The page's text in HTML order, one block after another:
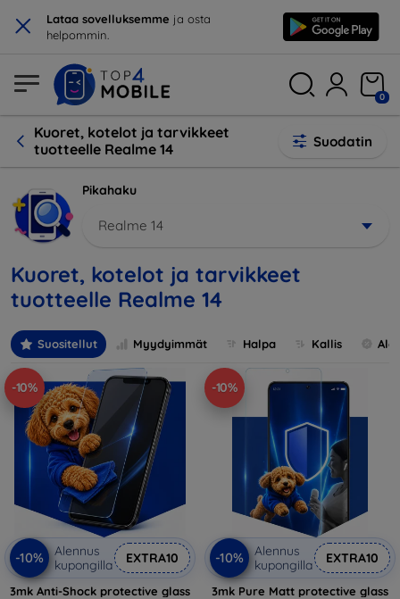
× Lataa sovelluksemme ja osta
helpommin.
0
Kuoret, kotelot ja tarvikkeet
tuotteelle Realme 14
Suodatin
Pikahaku
Realme 14
Kuoret, kotelot ja tarvikkeet
tuotteelle Realme 14
Suositellut Myydyimmät Halpa Kallis
-10%
-10%
Alennus
kupongilla
EXTRA10
3mk Anti-Shock protective glass
-10%
-10%
Alennus
kupongilla
EXTRA10
3mk Pure Matt protective glass